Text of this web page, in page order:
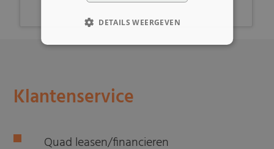
Klantenservice
Quad leasen/financieren
DETAILS WEERGEVEN